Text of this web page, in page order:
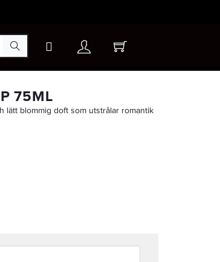
75ML
lätt blommig doft som utstrålar romantik